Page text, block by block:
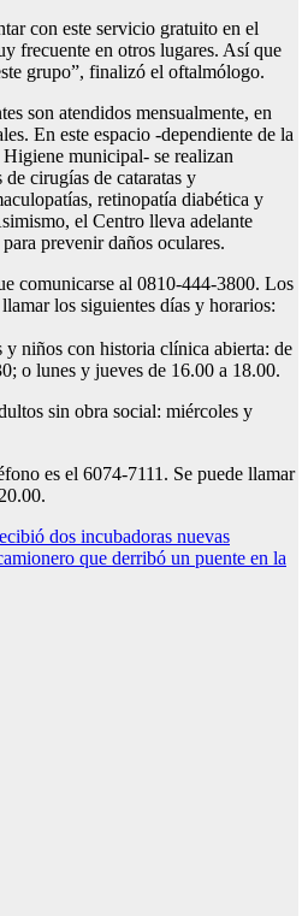
con este servicio gratuito en el
frecuente en otros lugares. Así que
grupo”, finalizó el oftalmólogo.
son atendidos mensualmente, en
En este espacio -dependiente de la
municipal- se realizan
de cirugías de cataratas y
retinopatía diabética y
el Centro lleva adelante
prevenir daños oculares.
comunicarse al 0810-444-3800. Los
los siguientes días y horarios:
niños con historia clínica abierta: de
o lunes y jueves de 16.00 a 18.00.
sin obra social: miércoles y
es el 6074-7111. Se puede llamar
dos incubadoras nuevas
que derribó un puente en la